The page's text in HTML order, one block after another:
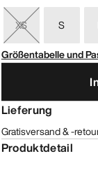
XS S
Größentabelle und
Lieferung
Gratisversand & -
Produktdetail